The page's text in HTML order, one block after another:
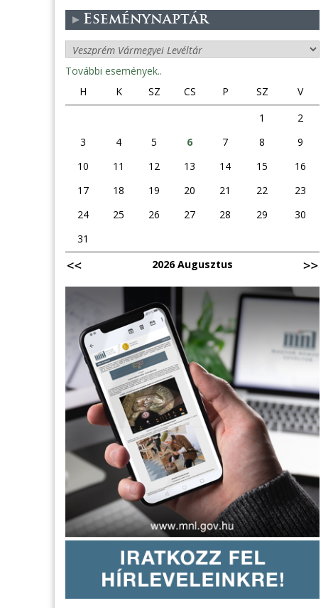
Eseménynaptár
További események..
H
K SZ CS P SZ
V
1
2
3
4 5 6 7 8
9
10
11 12 13 14 15
16
17
18 19 20 21 22
23
24
25 26 27 28 29
30
31
2026 Augusztus